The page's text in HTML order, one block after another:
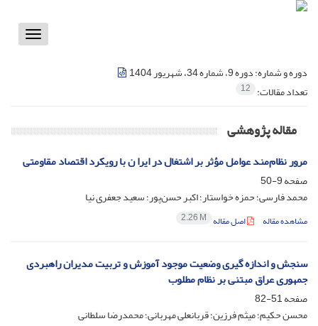
Toggle
دوره و شماره:دوره 9، شماره 34، شهریور 1404
تعداد مقالات: 12
مقاله پژوهشی
مرور نظام‌مند عوامل مؤثر بر اشتغال در ایرا ن با رویکرد اقتصاد مقاومتی
صفحه9-50
محمد فارسی؛ حمزه خواستار؛ اکبر حسن‌پور؛ سعید جعفری نیا
مشاهده مقاله اصل مقاله 2.26 M
سنجش و اندازه‌ گیری وضعیت موجود آموزش و تربیت مدیران راهبردی
جمهوری عراق مبتنی بر نظام مطلوب
صفحه51-82
محسن حکیم؛ میثم فرزین؛ قربانعلی مهربانی؛ محمدرضا سلطانی